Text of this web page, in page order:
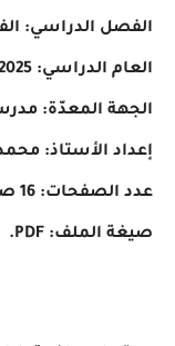
الفصل الدراسي:
العام الدراسي: 2025 - 2026 م.
الجهة المعدّة:
إعداد الأستاذ:
عدد الصفحات: 16 صفحة.
صيغة الملف: PDF.